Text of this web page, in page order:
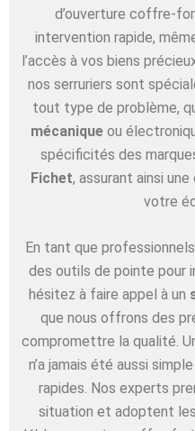
d’ouverture coffre-
intervention rapide,
l’accès à vos biens
nos serruriers sont
tout type de problème,
mécanique ou
spécificités des
Fichet, assurant ainsi
votre
En tant que
des outils de pointe pour
hésitez à faire appel à un
que nous offrons des
compromettre la qualité.
n’a jamais été aussi
rapides. Nos experts
situation et adoptent